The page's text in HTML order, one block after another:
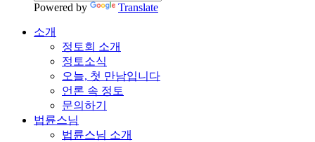
Powered by Translate
소개
정토회 소개
정토소식
오늘, 첫 만남입니다
언론 속 정토
문의하기
법륜스님
법륜스님 소개